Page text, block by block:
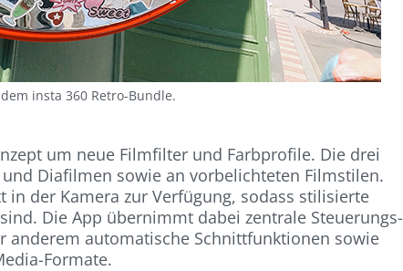
insta 360 Retro-Bundle.
um neue Filmfilter und Farbprofile. Die drei
Diafilmen sowie an vorbelichteten Filmstilen.
der Kamera zur Verfügung, sodass stilisierte
Die App übernimmt dabei zentrale Steuerungs-
automatische Schnittfunktionen sowie
Formate.